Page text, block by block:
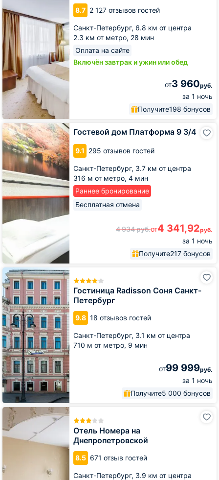
8.7 2 127 отзывов гостей
Санкт-Петербург, 6.8 км от центра
2.3 км от метро, 28 мин
Оплата на сайте
Включён завтрак и ужин или обед
от3 960руб.
за 1 ночь
Получите198 бонусов
Гостевой дом Платформа 9 3/4
9.1 295 отзывов гостей
Санкт-Петербург, 3.7 км от центра
316 м от метро, 4 мин
Раннее бронирование
Бесплатная отмена
4 934руб.от4 341,92руб.
за 1 ночь
Получите217 бонусов
Гостевой
дом
Платформа
9
Гостиница Radisson Соня Санкт-
Петербург
9.8 18 отзывов гостей
Санкт-Петербург, 3.1 км от центра
710 м от метро, 9 мин
от99 999руб.
за 1 ночь
Получите5 000 бонусов
Гостиница
Radisson
Соня
Санкт-
Петербург
Отель Номера на
Днепропетровской
8.5 671 отзыв гостей
Санкт-Петербург, 3.9 км от центра
Отель
Номера
на
Днепропетровской